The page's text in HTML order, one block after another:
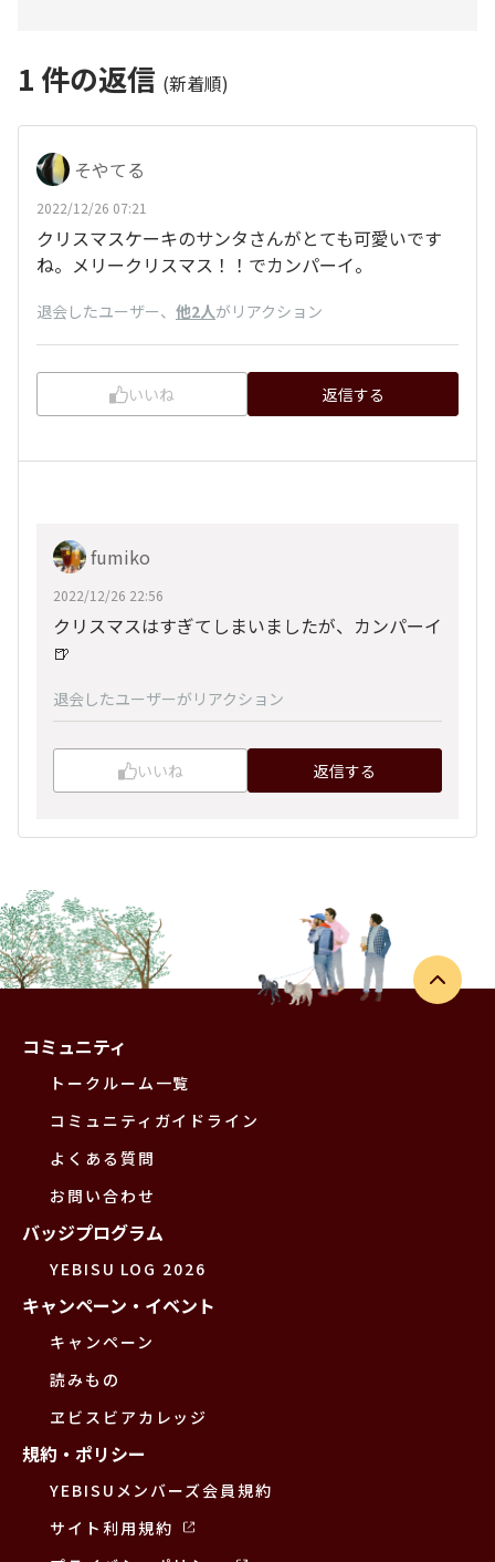
1 件の返信 (新着順)
そやてる
2022/12/26 07:21
クリスマスケーキのサンタさんがとても可愛いです
ね。メリークリスマス！！でカンパーイ。
退会したユーザー、 他2人がリアクション
いいね 返信する
fumiko
2022/12/26 22:56
クリスマスはすぎてしまいましたが、カンパーイ
🍺
退会したユーザーがリアクション
いいね 返信する
コミュニティ
トークルーム一覧
コミュニティガイドライン
よくある質問
お問い合わせ
バッジプログラム
YEBISU LOG 2026
キャンペーン・イベント
キャンペーン
読みもの
ヱビスビアカレッジ
規約・ポリシー
YEBISUメンバーズ会員規約
サイト利用規約